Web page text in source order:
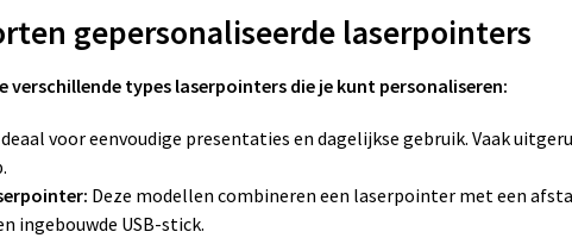
gepersonaliseerde laserpointers
verschillende types laserpointers die je kunt personaliseren:
voor eenvoudige presentaties en dagelijkse gebruik. Vaak
Deze modellen combineren een laserpointer met een
ingebouwde USB-stick.